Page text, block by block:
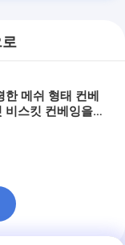
로
메쉬 형태 컨베
비스킷 컨베잉을